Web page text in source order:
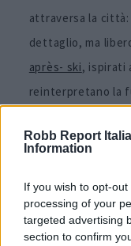
Robb Report
Information
If you wish to opt-
processing of your
targeted advertising
section to confirm
attraversa la
dettaglio, ma
après- ski, ispirati
reinterpretano la
leggeri e pratici.
trasformabili,
La